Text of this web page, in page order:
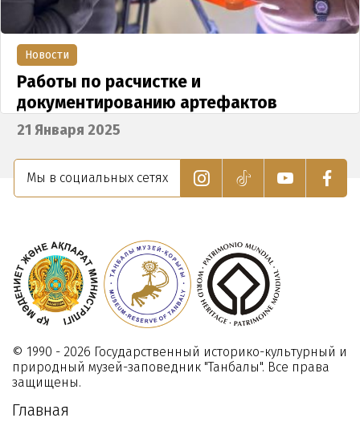
Новости
Работы по расчистке и
документированию артефактов
21 Января 2025
Мы в социальных сетях
© 1990 - 2026 Государственный историко-культурный и
природный музей-заповедник "Танбалы". Все права
защищены.
Главная